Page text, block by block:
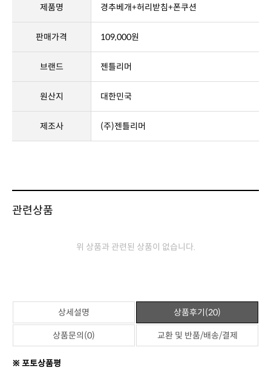
제품명 경추베개+허리받침+폰쿠션
판매가격 109,000원
브랜드 젠틀리머
원산지 대한민국
제조사 (주)젠틀리머
관련상품
위 상품과 관련된 상품이 없습니다.
상세설명 상품후기(20)
상품문의(0) 교환 및 반품/배송/결제
※ 포토상품평